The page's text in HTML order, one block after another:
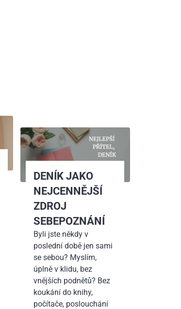
DENÍK JAKO
NEJCENNĚJŠÍ
ZDROJ
SEBEPOZNÁNÍ
Byli jste někdy v
poslední době jen sami
se sebou? Myslím,
úplně v klidu, bez
vnějších podnětů? Bez
koukání do knihy,
počítače, poslouchání